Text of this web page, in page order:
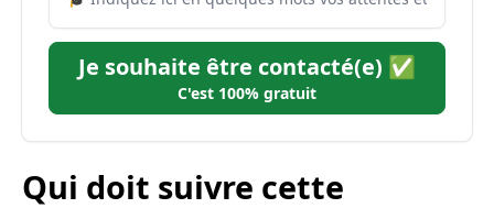
Je souhaite être contacté(e) ✅
C'est 100% gratuit
Qui doit suivre cette